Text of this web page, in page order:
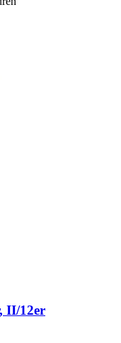
II/12er